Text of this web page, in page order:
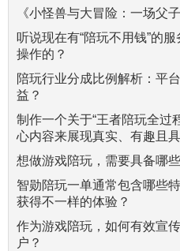
《小怪兽与大冒险：一场父
听说现在有“陪玩不用钱”的
操作的？
陪玩行业分成比例解析：平
益？
制作一个关于“王者陪玩全过
心内容来展现真实、有趣且
想做游戏陪玩，需要具备哪
智勋陪玩一单通常包含哪些
获得不一样的体验？
作为游戏陪玩，如何有效宣
户？